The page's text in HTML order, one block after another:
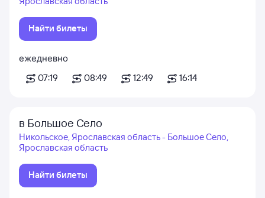
Найти билеты
ежедневно
07:19
08:49 12:49 16:14
в Большое Село
Никольское, Ярославская область - Большое Село,
Ярославская область
Найти билеты